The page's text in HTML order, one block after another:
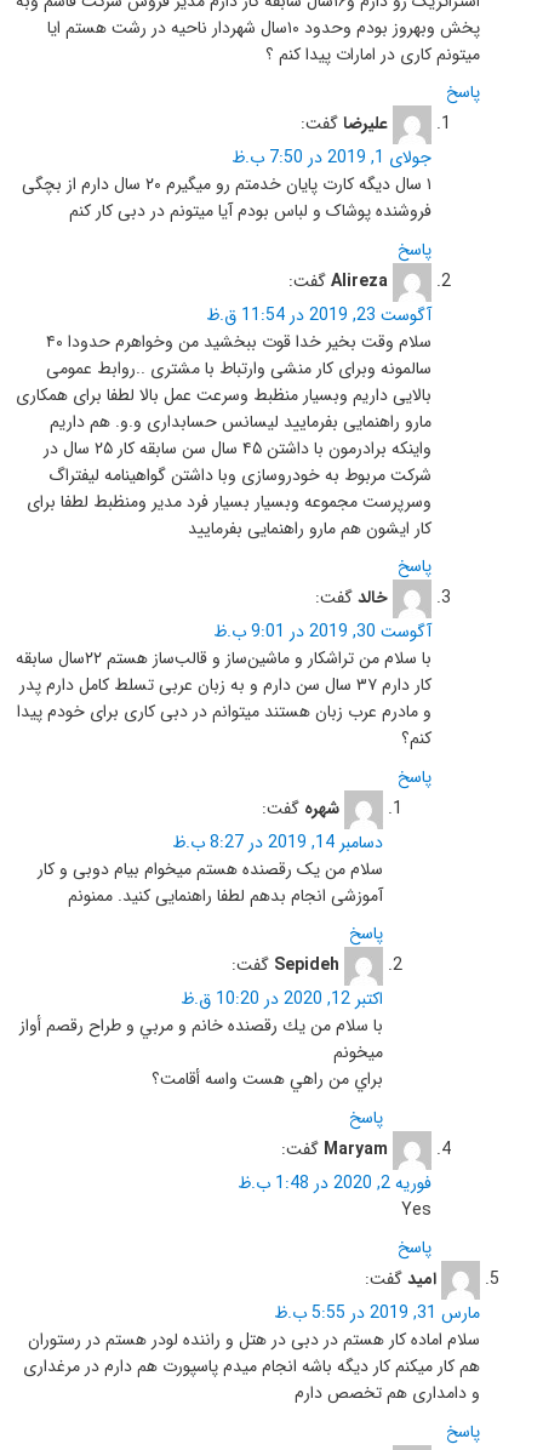
پخش وبهروز بودم وحدود ۱۰سال شهردار ناحیه در رشت هستم ایا
میتونم کاری در امارات پیدا کنم ؟
پاسخ
علیرضا گفت:
جولای 1, 2019 در 7:50 ب.ظ
۱ سال دیگه کارت پایان خدمتم رو میگیرم ۲۰ سال دارم از بچگی
فروشنده پوشاک و لباس بودم آیا میتونم در دبی کار کنم
پاسخ
Alirezaگفت:
آگوست 23, 2019 در 11:54 ق.ظ
سلام وقت بخیر خدا قوت ببخشید من وخواهرم حدودا ۴۰
سالمونه وبرای کار منشی وارتباط با مشتری ..روابط عمومی
بالایی داریم وبسیار منظبط وسرعت عمل بالا لطفا برای همکاری
مارو راهنمایی بفرمایید لیسانس حسابداری و.و. هم داریم
واینکه برادرمون با داشتن ۴۵ سال سن سابقه کار ۲۵ سال در
شرکت مربوط به خودروسازی وبا داشتن گواهینامه لیفتراگ
وسرپرست مجموعه وبسیار بسیار فرد مدیر ومنظبط لطفا برای
کار ایشون هم مارو راهنمایی بفرمایید
پاسخ
خالدگفت:
آگوست 30, 2019 در 9:01 ب.ظ
با سلام‌ من‌ تراشکار و ماشین‌ساز و قالب‌ساز هستم‌ ۲۲سال‌ سابقه‌
کار دارم‌ ۳۷ سال‌ سن‌ دارم و به‌ زبان‌ عربی‌ تسلط‌ کامل‌ دارم‌ پدر
و مادرم‌ عرب‌ زبان‌ هستند میتوانم‌ در‌ دبی‌ کاری‌ برای‌ خودم‌ پیدا
کنم؟
پاسخ
شهره گفت:
دسامبر 14, 2019 در 8:27 ب.ظ
سلام من یک رقصنده هستم میخوام بیام دوبی و کار
آموزشی انجام بدهم لطفا راهنمایی کنید. ممنونم
پاسخ
Sepideh گفت:
اکتبر 12, 2020 در 10:20 ق.ظ
با سلام من يك رقصنده خانم و مربي و طراح رقصم أواز
ميخونم
براي من راهي هست واسه أقامت؟
پاسخ
Maryam گفت:
فوریه 2, 2020 در 1:48 ب.ظ
Yes
پاسخ
امیدگفت:
مارس 31, 2019 در 5:55 ب.ظ
سلام اماده کار هستم در دبی در هتل و راننده لودر هستم در رستوران
هم کار میکنم کار دیگه باشه انجام میدم پاسپورت هم دارم در مرغداری
و دامداری هم تخصص دارم
پاسخ